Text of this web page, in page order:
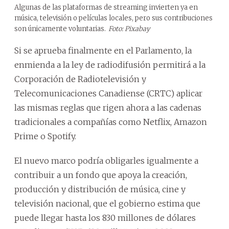
Algunas de las plataformas de streaming invierten ya en
música, televisión o películas locales, pero sus contribuciones
son únicamente voluntarias. Foto: Pixabay
Si se aprueba finalmente en el Parlamento, la
enmienda a la ley de radiodifusión permitirá a la
Corporación de Radiotelevisión y
Telecomunicaciones Canadiense (CRTC) aplicar
las mismas reglas que rigen ahora a las cadenas
tradicionales a compañías como Netflix, Amazon
Prime o Spotify.
El nuevo marco podría obligarles igualmente a
contribuir a un fondo que apoya la creación,
producción y distribución de música, cine y
televisión nacional, que el gobierno estima que
puede llegar hasta los 830 millones de dólares